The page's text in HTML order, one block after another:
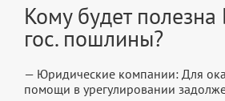
Кому будет
гос. пошлины?
— Юридические компании: Для
помощи в урегулировании